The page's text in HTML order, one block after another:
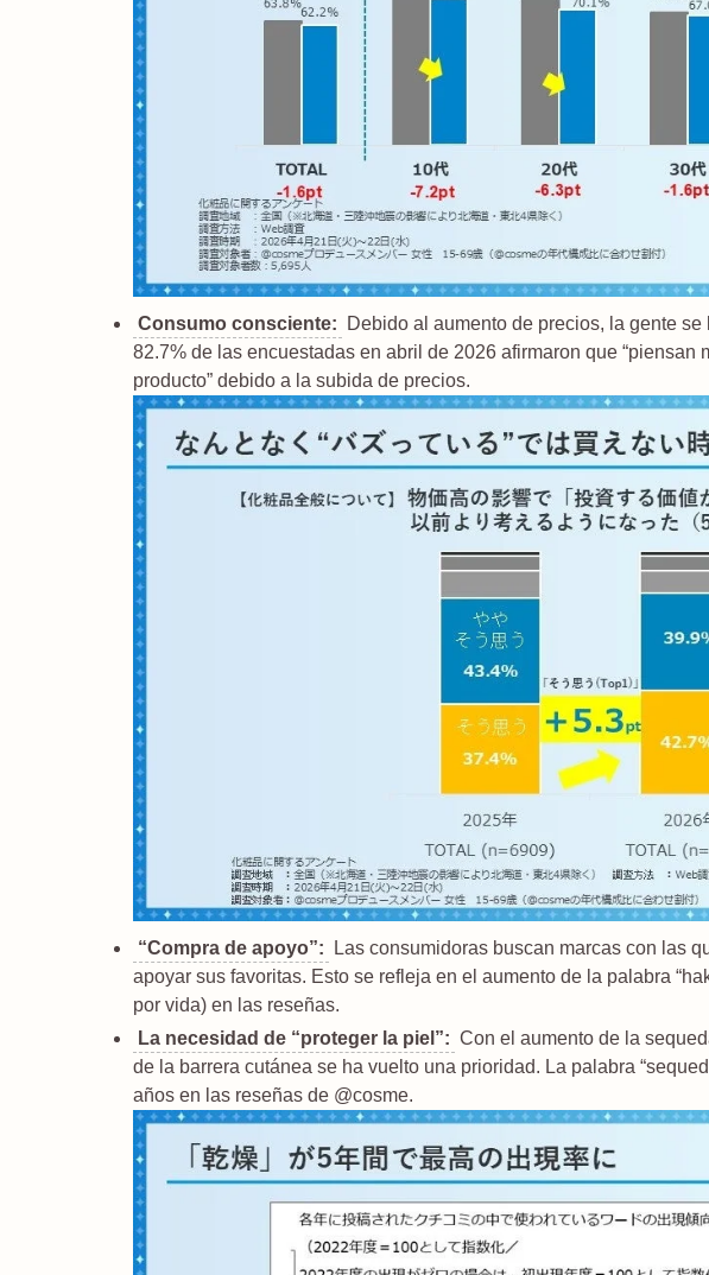
Consumo consciente:
Debido al aumento de precios, la gente
82.7% de las encuestadas en abril de 2026 afirmaron que “piensan
producto” debido a la subida de precios.
“Compra de apoyo”:
Las consumidoras buscan marcas con las
apoyar sus favoritas. Esto se refleja en el aumento de la palabra
por vida) en las reseñas.
La necesidad de “proteger la piel”: Con el aumento de la
de la barrera cutánea se ha vuelto una prioridad. La palabra
años en las reseñas de @cosme.